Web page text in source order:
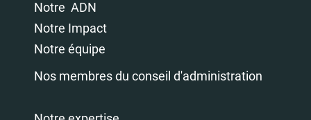
Notre ADN
Notre Impact
Notre équipe
Nos membres du conseil d'administration